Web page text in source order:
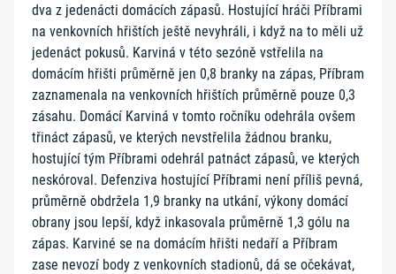
dva z jedenácti domácích zápasů. Hostující hráči Příbrami
na venkovních hřištích ještě nevyhráli, i když na to měli už
jedenáct pokusů. Karviná v této sezóně vstřelila na
domácím hřišti průměrně jen 0,8 branky na zápas, Příbram
zaznamenala na venkovních hřištích průměrně pouze 0,3
zásahu. Domácí Karviná v tomto ročníku odehrála ovšem
třináct zápasů, ve kterých nevstřelila žádnou branku,
hostující tým Příbrami odehrál patnáct zápasů, ve kterých
neskóroval. Defenziva hostující Příbrami není příliš pevná,
průměrně obdržela 1,9 branky na utkání, výkony domácí
obrany jsou lepší, když inkasovala průměrně 1,3 gólu na
zápas. Karviné se na domácím hřišti nedaří a Příbram
zase nevozí body z venkovních stadionů, dá se očekávat,